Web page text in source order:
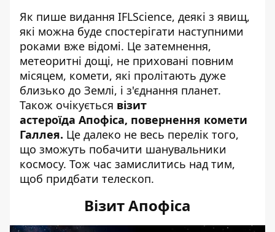
Як пише видання IFLScience, деякі з явищ,
які можна буде спостерігати наступними
роками вже відомі. Це затемнення,
метеоритні дощі, не приховані повним
місяцем, комети, які пролітають дуже
близько до Землі, і з'єднання планет.
Також очікується візит
астероїда Апофіса, повернення комети
Галлея. Це далеко не весь перелік того,
що зможуть побачити шанувальники
космосу. Тож час замислитись над тим,
щоб придбати телескоп.
Візит Апофіса